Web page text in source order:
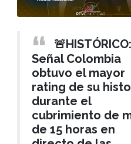
🚨HISTÓRICO:
Señal Colombia
obtuvo el mayor
rating de su
durante el
cubrimiento de
de 15 horas en